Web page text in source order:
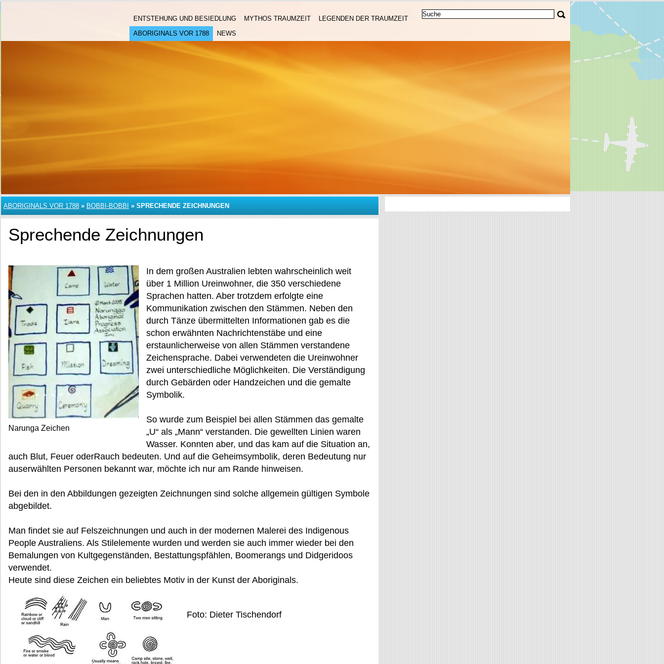
ENTSTEHUNG UND BESIEDLUNG MYTHOS TRAUMZEIT
LEGENDEN DER TRAUMZEIT
ABORIGINALS VOR 1788
NEWS
ABORIGINALS VOR 1788 » BOBBI-BOBBI » SPRECHENDE ZEICHNUNGEN
Sprechende Zeichnungen
Narunga Zeichen
In dem großen Australien lebten wahrscheinlich weit
über 1 Million Ureinwohner, die 350 verschiedene
Sprachen hatten. Aber trotzdem erfolgte eine
Kommunikation zwischen den Stämmen. Neben den
durch Tänze übermittelten Informationen gab es die
schon erwähnten Nachrichtenstäbe und eine
erstaunlicherweise von allen Stämmen verstandene
Zeichensprache. Dabei verwendeten die Ureinwohner
zwei unterschiedliche Möglichkeiten. Die Verständigung
durch Gebärden oder Handzeichen und die gemalte
Symbolik.
So wurde zum Beispiel bei allen Stämmen das gemalte
„U“ als „Mann“ verstanden. Die gewellten Linien waren
Wasser. Konnten aber, und das kam auf die Situation an,
auch Blut, Feuer oderRauch bedeuten. Und auf die Geheimsymbolik, deren Bedeutung nur
auserwählten Personen bekannt war, möchte ich nur am Rande hinweisen.
Bei den in den Abbildungen gezeigten Zeichnungen sind solche allgemein gültigen Symbole
abgebildet.
Man findet sie auf Felszeichnungen und auch in der modernen Malerei des Indigenous
People Australiens. Als Stilelemente wurden und werden sie auch immer wieder bei den
Bemalungen von Kultgegenständen, Bestattungspfählen, Boomerangs und Didgeridoos
verwendet.
Heute sind diese Zeichen ein beliebtes Motiv in der Kunst der Aboriginals.
Foto: Dieter Tischendorf